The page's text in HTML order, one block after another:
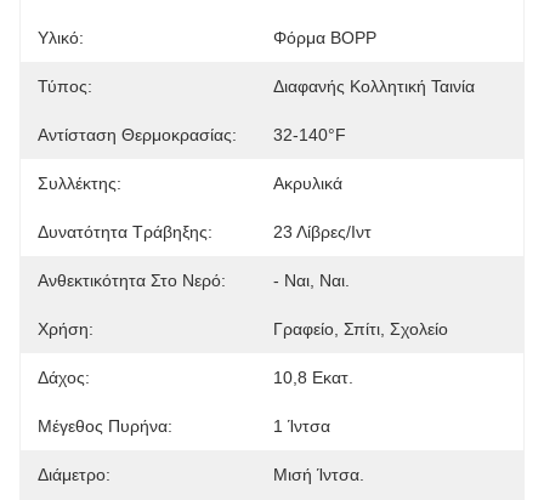
Υλικό: Φόρμα BOPP
Τύπος: Διαφανής Κολλητική Ταινία
Αντίσταση Θερμοκρασίας: 32-140°F
Συλλέκτης: Ακρυλικά
Δυνατότητα Τράβηξης: 23 Λίβρες/ιντ
Ανθεκτικότητα Στο Νερό: - Ναι, Ναι.
Χρήση: Γραφείο, Σπίτι, Σχολείο
Δάχος: 10,8 Εκατ.
Μέγεθος Πυρήνα: 1 Ίντσα
Διάμετρο: Μισή Ίντσα.